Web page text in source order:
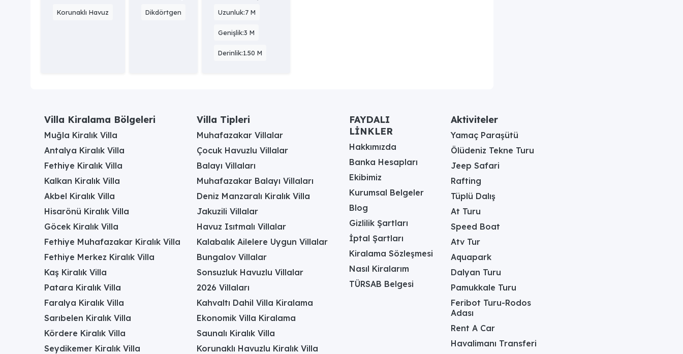
Korunaklı Havuz Dikdörtgen Uzunluk:7 M
Genişlik:3 M
Derinlik:1.50 M
Villa Kiralama Bölgeleri
Muğla Kiralık Villa
Antalya Kiralık Villa
Fethiye Kiralık Villa
Kalkan Kiralık Villa
Akbel Kiralık Villa
Hisarönü Kiralık Villa
Göcek Kiralık Villa
Fethiye Muhafazakar Kiralık Villa
Fethiye Merkez Kiralık Villa
Kaş Kiralık Villa
Patara Kiralık Villa
Faralya Kiralık Villa
Sarıbelen Kiralık Villa
Kördere Kiralık Villa
Seydikemer Kiralık Villa
Villa Tipleri
Muhafazakar Villalar
Çocuk Havuzlu Villalar
Balayı Villaları
Muhafazakar Balayı Villaları
Deniz Manzaralı Kiralık Villa
Jakuzili Villalar
Havuz Isıtmalı Villalar
Kalabalık Ailelere Uygun Villalar
Bungalov Villalar
Sonsuzluk Havuzlu Villalar
2026 Villaları
Kahvaltı Dahil Villa Kiralama
Ekonomik Villa Kiralama
Saunalı Kiralık Villa
Korunaklı Havuzlu Kiralık Villa
FAYDALI
LİNKLER
Hakkımızda
Banka Hesapları
Ekibimiz
Kurumsal Belgeler
Blog
Gizlilik Şartları
İptal Şartları
Kiralama Sözleşmesi
Nasıl Kiralarım
TÜRSAB Belgesi
Aktiviteler
Yamaç Paraşütü
Ölüdeniz Tekne Turu
Jeep Safari
Rafting
Tüplü Dalış
At Turu
Speed Boat
Atv Tur
Aquapark
Dalyan Turu
Pamukkale Turu
Feribot Turu-Rodos
Adası
Rent A Car
Havalimanı Transferi